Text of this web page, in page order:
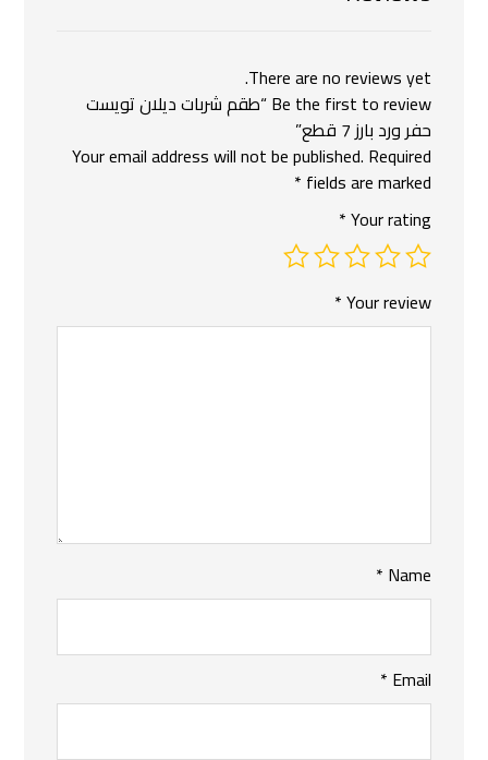
There are no reviews yet.
Be the first to review “طقم شربات ديلان تويست
حفر ورد بارز 7 قطع”
Your email address will not be published. Required
fields are marked
*
Your rating
*
Your review
*
Name
*
Email
*